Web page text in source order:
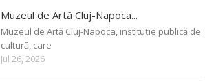
Muzeul de Artă Cluj-Napoca...
Muzeul de Artă Cluj-Napoca, instituție publică de
cultură, care
Jul 26, 2026